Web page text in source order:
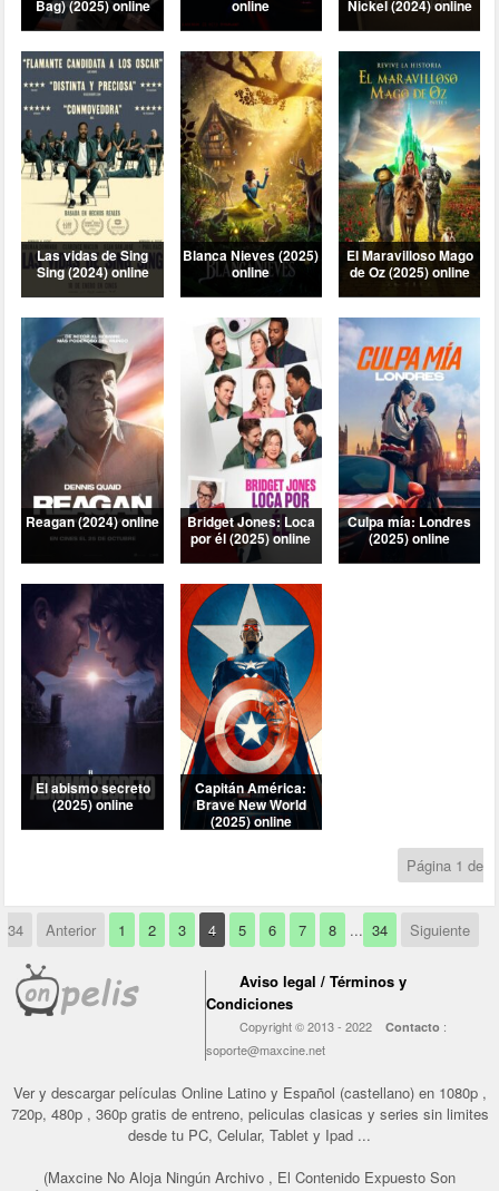
Página 1 de
34 Anterior 1 2 3 4 5 6 7 8 ... 34 Siguiente
Aviso legal / Términos y
Condiciones
Copyright © 2013 - 2022Contacto :
soporte@maxcine.net
Ver y descargar películas Online Latino y Español (castellano) en 1080p ,
720p, 480p , 360p gratis de entreno, peliculas clasicas y series sin limites
desde tu PC, Celular, Tablet y Ipad ...
(Maxcine No Aloja Ningún Archivo , El Contenido Expuesto Son